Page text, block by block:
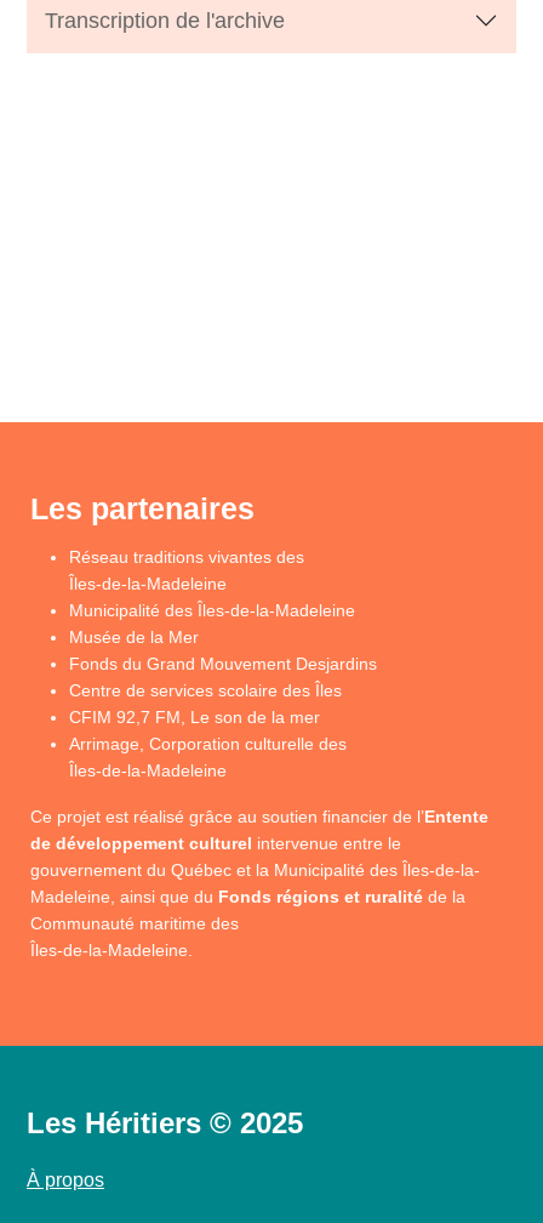
Transcription de l'archive
Les partenaires
Réseau traditions vivantes des
Îles-de-la-Madeleine
Municipalité des Îles-de-la-Madeleine
Musée de la Mer
Fonds du Grand Mouvement Desjardins
Centre de services scolaire des Îles
CFIM 92,7 FM, Le son de la mer
Arrimage, Corporation culturelle des
Îles-de-la-Madeleine
Ce projet est réalisé grâce au soutien financier de l’Entente
de développement culturel intervenue entre le
gouvernement du Québec et la Municipalité des Îles-de-la-
Madeleine, ainsi que du Fonds régions et ruralité de la
Communauté maritime des
Îles-de-la-Madeleine.
Les Héritiers © 2025
À propos